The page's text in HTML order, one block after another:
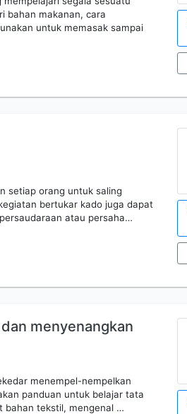
bahan makanan, cara
untuk memasak sampai
setiap orang untuk saling
bertukar kado juga dapat
atau persaha…
menyenangkan
menempel-nempelkan
panduan untuk belajar tata
bahan tekstil, mengenal …